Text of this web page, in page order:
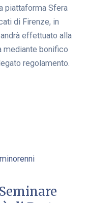
piattaforma Sfera
di Firenze, in
effettuato alla
mediante bonifico
regolamento.